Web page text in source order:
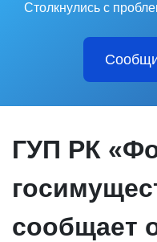
Столкнулись с
ГУП РК
сообщает